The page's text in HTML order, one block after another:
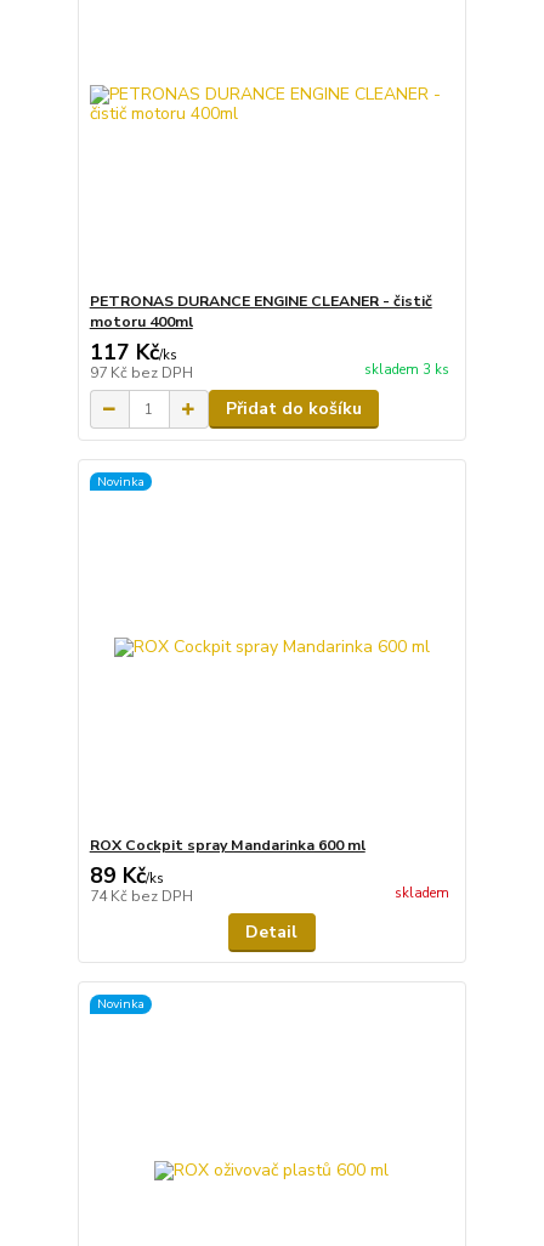
PETRONAS DURANCE ENGINE CLEANER - čistič
motoru 400ml
117 Kč/ks
97 Kč bez DPH skladem 3 ks
Přidat do košíku
Novinka
ROX Cockpit spray Mandarinka 600 ml
89 Kč/ks
74 Kč bez DPH skladem
Detail
Novinka